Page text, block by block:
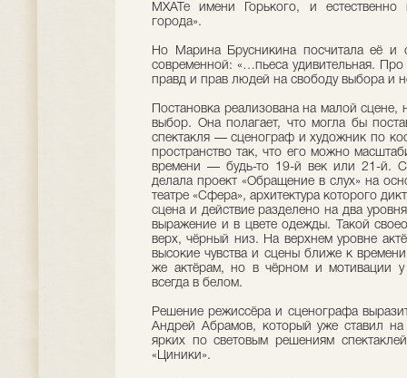
МХАТе имени Горького, и
города».
Но Марина Брусникина посчитала её и
современной: «…пьеса удивительная.
правд и прав людей на свободу выбора и
Постановка реализована на малой
выбор. Она полагает, что могла бы
спектакля — сценограф и художник по
пространство так, что его можно
времени — будь-то 19-й век или 21-й.
делала проект «Обращение в слух» на
театре «Сфера», архитектура которого
сцена и действие разделено на два
выражение и в цвете одежды. Такой
верх, чёрный низ. На верхнем уровне
высокие чувства и сцены ближе к
же актёрам, но в чёрном и мотивации у
всегда в белом.
Решение режиссёра и сценографа
Андрей Абрамов, который уже ставил
ярких по световым решениям
«Циники».